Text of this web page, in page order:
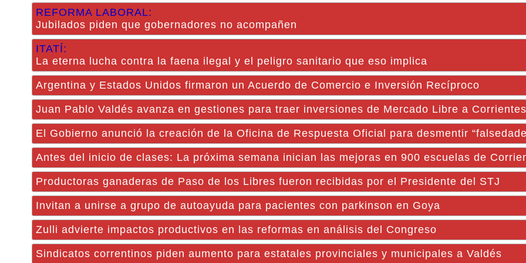
REFORMA LABORAL:
Jubilados piden que gobernadores no acompañen
ITATÍ:
La eterna lucha contra la faena ilegal y el peligro sanitario que eso implica
Argentina y Estados Unidos firmaron un Acuerdo de Comercio e Inversión Recíproco
Juan Pablo Valdés avanza en gestiones para traer inversiones de Mercado Libre a Corrientes
El Gobierno anunció la creación de la Oficina de Respuesta Oficial para desmentir
Antes del inicio de clases: La próxima semana inician las mejoras en 900 escuelas de
Productoras ganaderas de Paso de los Libres fueron recibidas por el Presidente del STJ
Invitan a unirse a grupo de autoayuda para pacientes con parkinson en Goya
Zulli advierte impactos productivos en las reformas en análisis del Congreso
Sindicatos correntinos piden aumento para estatales provinciales y municipales a Valdés